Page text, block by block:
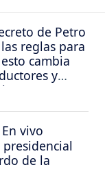
de Petro
reglas para
cambia
y
En vivo
de la